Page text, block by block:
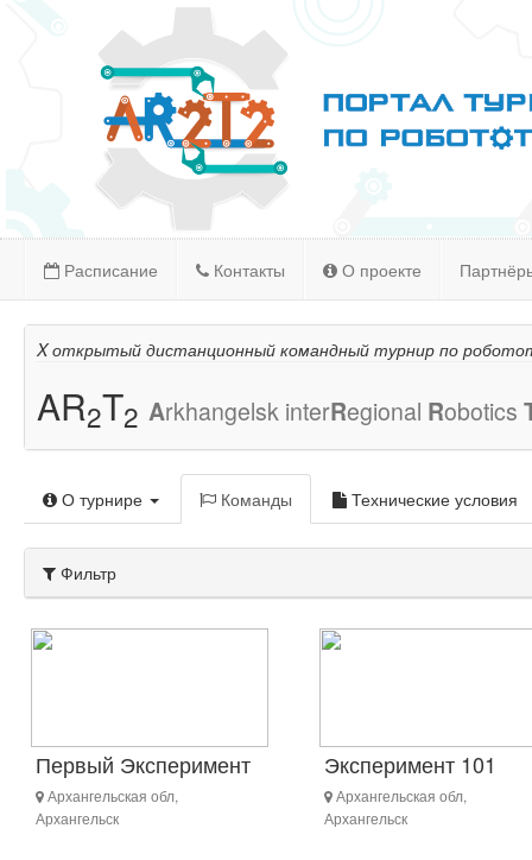
Расписание Контакты О проекте
X открытый дистанционный командный турнир по
AR2T2 Arkhangelsk interRegional Robotics
О турнире Команды Технические условия
Фильтр
Первый Эксперимент
Архангельская обл,
Архангельск
Эксперимент 101
Архангельская обл,
Архангельск